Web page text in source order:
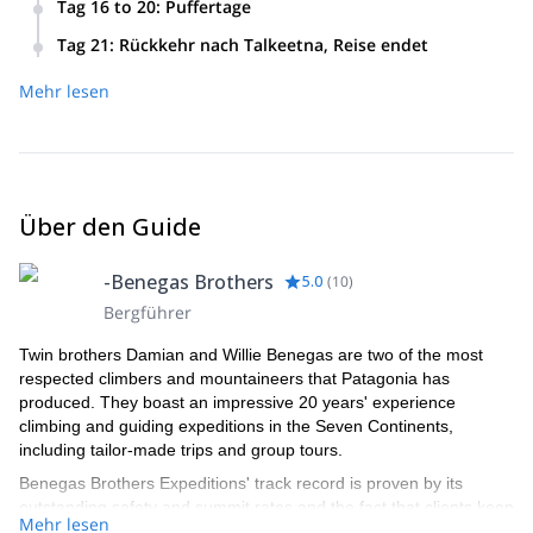
durch.
abhängig von der Energie und Motivation des Teams.
Schließlich kehren wir zum Basislager zurück für ein
Tag 16 to 20: Puffertage
Tag 21: Rückkehr nach Talkeetna, Reise endet
einen Shuttle von Talkeetna, mit viel zu feiern in Anchorage!
Mehr lesen
Über den Guide
-Benegas Brothers 5.0 (10)
Bergführer
Twin brothers Damian and Willie Benegas are two of the most
respected climbers and mountaineers that Patagonia has
produced. They boast an impressive 20 years' experience
climbing and guiding expeditions in the Seven Continents,
including tailor-made trips and group tours.
Benegas Brothers Expeditions' track record is proven by its
outstanding safety and summit rates and the fact that clients keep
Mehr lesen